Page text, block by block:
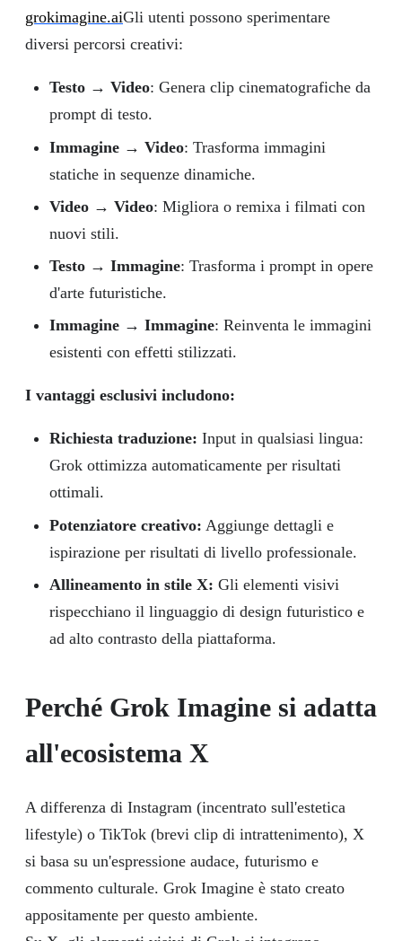
grokimagine.aiGli utenti possono sperimentare
diversi percorsi creativi:
Testo → Video: Genera clip cinematografiche da
prompt di testo.
Immagine → Video: Trasforma immagini
statiche in sequenze dinamiche.
Video → Video: Migliora o remixa i filmati con
nuovi stili.
Testo → Immagine: Trasforma i prompt in opere
d'arte futuristiche.
Immagine → Immagine: Reinventa le immagini
esistenti con effetti stilizzati.
I vantaggi esclusivi includono:
Richiesta traduzione: Input in qualsiasi lingua:
Grok ottimizza automaticamente per risultati
ottimali.
Potenziatore creativo: Aggiunge dettagli e
ispirazione per risultati di livello professionale.
Allineamento in stile X: Gli elementi visivi
rispecchiano il linguaggio di design futuristico e
ad alto contrasto della piattaforma.
Perché Grok Imagine si adatta
all'ecosistema X
A differenza di Instagram (incentrato sull'estetica
lifestyle) o TikTok (brevi clip di intrattenimento), X
si basa su un'espressione audace, futurismo e
commento culturale. Grok Imagine è stato creato
appositamente per questo ambiente.